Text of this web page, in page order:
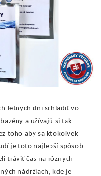
letných dní schladiť vo
a užívajú si tak
toho aby sa ktokoľvek
je toto najlepší spôsob,
tráviť čas na rôznych
nádržiach, kde je